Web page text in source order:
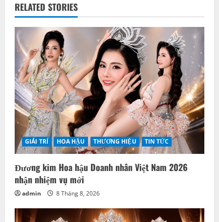
v
i
g
a
t
i
o
n
RELATED STORIES
GIẢI TRÍ HOA HẬU THƯƠNG HIỆU TIN TỨC
Đương kim Hoa hậu Doanh nhân Việt Nam 2026
nhận nhiệm vụ mới
admin 8 Tháng 8, 2026